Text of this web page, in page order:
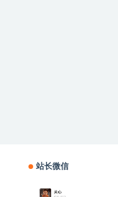
站长微信